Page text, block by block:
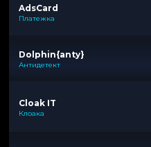
AdsCard
Платежка
Dolphin{anty}
Антидетект
Cloak IT
Клоака